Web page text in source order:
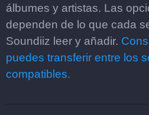
álbumes y artistas. Las
dependen de lo que cada
Soundiiz leer y añadir.
puedes transferir entre los
compatibles.